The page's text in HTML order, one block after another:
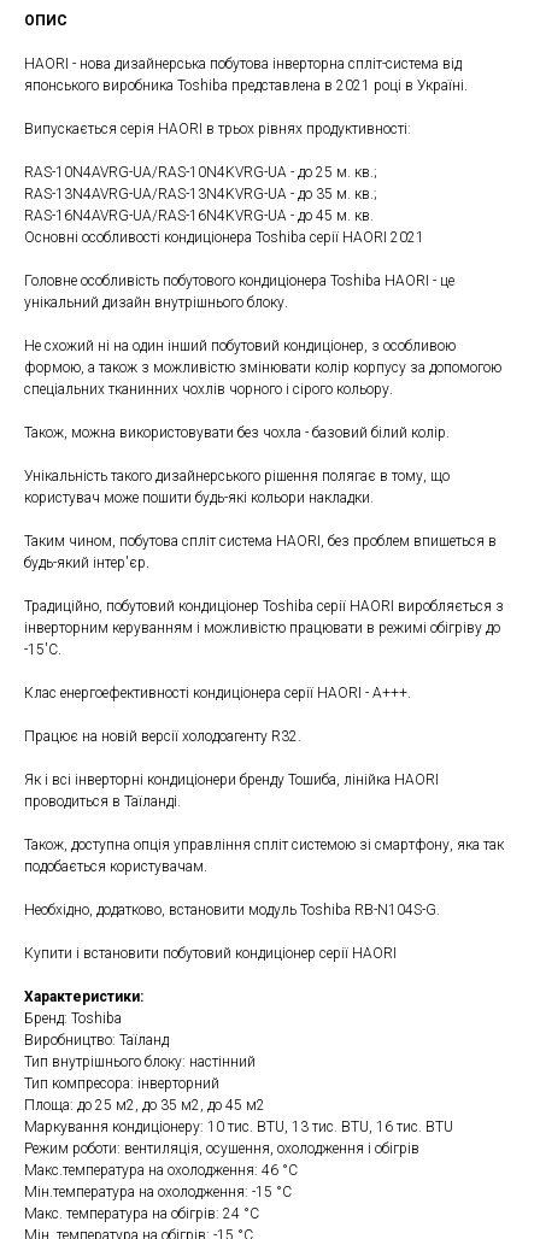
ОПИС
HAORI - нова дизайнерська побутова інверторна спліт-система від
японського виробника Toshiba представлена ​​в 2021 році в Україні.
Випускається серія HAORI в трьох рівнях продуктивності:
RAS-10N4AVRG-UA/RAS-10N4KVRG-UA - до 25 м. кв.;
RAS-13N4AVRG-UA/RAS-13N4KVRG-UA - до 35 м. кв.;
RAS-16N4AVRG-UA/RAS-16N4KVRG-UA - до 45 м. кв.
Основні особливості кондиціонера Toshiba серії HAORI 2021
Головне особливість побутового кондиціонера Toshiba HAORI - це
унікальний дизайн внутрішнього блоку.
Не схожий ні на один інший побутовий кондиціонер, з особливою
формою, а також з можливістю змінювати колір корпусу за допомогою
спеціальних тканинних чохлів чорного і сірого кольору.
Також, можна використовувати без чохла - базовий білий колір.
Унікальність такого дизайнерського рішення полягає в тому, що
користувач може пошити будь-які кольори накладки.
Таким чином, побутова спліт система HAORI, без проблем впишеться в
будь-який інтер'єр.
Традиційно, побутовий кондиціонер Toshiba серії HAORI виробляється з
інверторним керуванням і можливістю працювати в режимі обігріву до
-15'С.
Клас енергоефективності кондиціонера серії HAORI - А+++.
Працює на новій версії холодоагенту R32.
Як і всі інверторні кондиціонери бренду Тошиба, лінійка HAORI
проводиться в Таїланді.
Також, доступна опція управління спліт системою зі смартфону, яка так
подобається користувачам.
Необхідно, додатково, встановити модуль Toshiba RB-N104S-G.
Купити і встановити побутовий кондиціонер серії HAORI
Характеристики:
Бренд: Toshiba
Виробництво: Таїланд
Тип внутрішнього блоку: настінний
Тип компресора: інверторний
Площа: до 25 м2, до 35 м2, до 45 м2
Маркування кондиціонеру: 10 тис. BTU, 13 тис. BTU, 16 тис. BTU
Режим роботи: вентиляція, осушення, охолодження і обігрів
Макс.температура на охолодження: 46 °C
Мін.температура на охолодження: -15 °C
Макс. температура на обігрів: 24 °C